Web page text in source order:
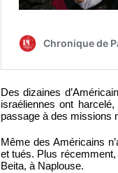
Des dizaines
israéliennes ont
passage à des missions
Même des Américains
et tués. Plus récemment,
Beita, à Naplouse.